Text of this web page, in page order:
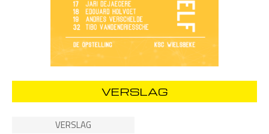
VERSLAG
VERSLAG